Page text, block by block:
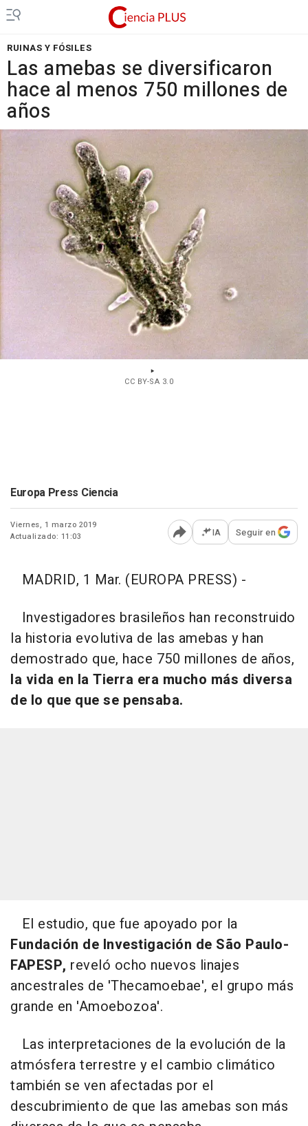
RUINAS Y FÓSILES
Las amebas se diversificaron
hace al menos 750 millones de
años
CC BY-SA 3.0
Europa Press Ciencia
Viernes, 1 marzo 2019
Actualizado: 11:03
Abrir opciones para
IA Seguir en
MADRID, 1 Mar. (EUROPA PRESS) -
Investigadores brasileños han reconstruido
la historia evolutiva de las amebas y han
demostrado que, hace 750 millones de años,
la vida en la Tierra era mucho más diversa
de lo que que se pensaba.
El estudio, que fue apoyado por la
Fundación de Investigación de São Paulo-
FAPESP, reveló ocho nuevos linajes
ancestrales de 'Thecamoebae', el grupo más
grande en 'Amoebozoa'.
Las interpretaciones de la evolución de la
atmósfera terrestre y el cambio climático
también se ven afectadas por el
descubrimiento de que las amebas son más